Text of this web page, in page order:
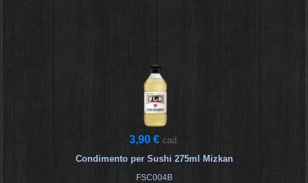
3,90 € cad.
Condimento per Sushi 275ml Mizkan
FSC004B